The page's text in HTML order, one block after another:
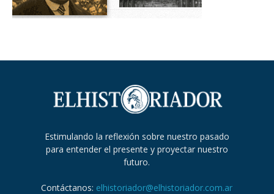
Estimulando la reflexión sobre nuestro pasado
para entender el presente y proyectar nuestro
futuro.
Contáctanos: elhistoriador@elhistoriador.com.ar